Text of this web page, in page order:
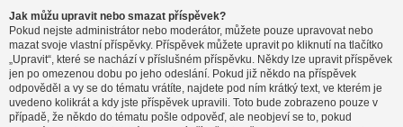
Jak můžu upravit nebo smazat příspěvek?
Pokud nejste administrátor nebo moderátor, můžete pouze upravovat nebo
mazat svoje vlastní příspěvky. Příspěvek můžete upravit po kliknutí na tlačítko
„Upravit“, které se nachází v příslušném příspěvku. Někdy lze upravit příspěvek
jen po omezenou dobu po jeho odeslání. Pokud již někdo na příspěvek
odpověděl a vy se do tématu vrátíte, najdete pod ním krátký text, ve kterém je
uvedeno kolikrát a kdy jste příspěvek upravili. Toto bude zobrazeno pouze v
případě, že někdo do tématu pošle odpověď, ale neobjeví se to, pokud